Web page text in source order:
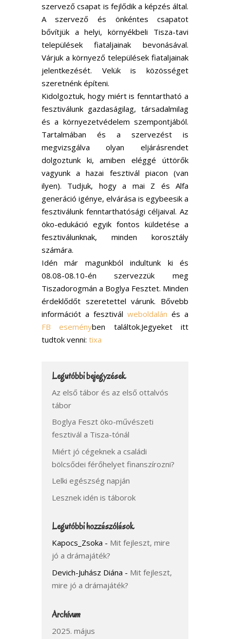
szervező csapat is fejlődik a képzés által.
A szervező és önkéntes csapatot
bővítjük a helyi, környékbeli Tisza-tavi
települések fiataljainak bevonásával.
Várjuk a környező települések fiataljainak
jelentkezését. Velük is közösséget
szeretnénk építeni.
Kidolgoztuk, hogy miért is fenntartható a
fesztiválunk gazdaságilag, társadalmilag
és a környezetvédelem szempontjából.
Tartalmában és a szervezést is
megvizsgálva olyan eljárásrendet
dolgoztunk ki, amiben eléggé úttörők
vagyunk a hazai fesztivál piacon (van
ilyen). Tudjuk, hogy a mai Z és Alfa
generáció igénye, elvárása is egybeesik a
fesztiválunk fenntarthatósági céljaival. Az
öko-edukáció egyik fontos küldetése a
fesztiválunknak, minden korosztály
számára.
Idén már magunkból indultunk ki és
08.08-08.10-én szervezzük meg
Tiszadorogmán a Boglya Fesztet. Minden
érdeklődőt szeretettel várunk. Bővebb
információt a fesztiválweboldalán és a
FB eseményben találtok.Jegyeket itt
tudtok venni: tixa
Legutóbbi bejegyzések
Az első tábor és az első ottalvós
tábor
Boglya Feszt öko-művészeti
fesztivál a Tisza-tónál
Miért jó cégeknek a családi
bölcsődei férőhelyet finanszírozni?
Lelki egészség napján
Lesznek idén is táborok
Legutóbbi hozzászólások
Kapocs_Zsoka - Mit fejleszt, mire
jó a drámajáték?
Devich-Juhász Diána - Mit fejleszt,
mire jó a drámajáték?
Archívum
2025. május